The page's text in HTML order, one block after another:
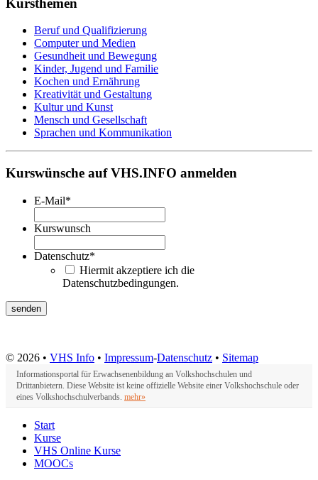
Beruf und Qualifizierung
Computer und Medien
Gesundheit und Bewegung
Kinder, Jugend und Familie
Kochen und Ernährung
Kreativität und Gestaltung
Kultur und Kunst
Mensch und Gesellschaft
Sprachen und Kommunikation
Kurswünsche auf VHS.INFO anmelden
E-Mail*
Kurswunsch
Datenschutz*
Hiermit akzeptiere ich die
Datenschutzbedingungen.
© 2026 • VHS Info • Impressum-Datenschutz • Sitemap
Informationsportal für Erwachsenenbildung an Volkshochschulen und
Drittanbietern. Diese Website ist keine offizielle Website einer Volkshochschule oder
eines Volkshochschulverbands. mehr»
Start
Kurse
VHS Online Kurse
MOOCs